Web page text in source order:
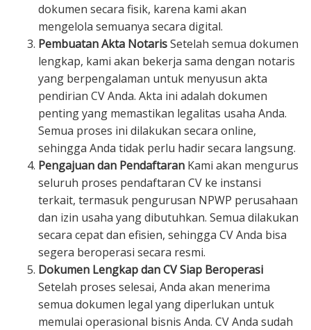
dokumen secara fisik, karena kami akan
mengelola semuanya secara digital.
Pembuatan Akta NotarisSetelah semua dokumen
lengkap, kami akan bekerja sama dengan notaris
yang berpengalaman untuk menyusun akta
pendirian CV Anda. Akta ini adalah dokumen
penting yang memastikan legalitas usaha Anda.
Semua proses ini dilakukan secara online,
sehingga Anda tidak perlu hadir secara langsung.
Pengajuan dan Pendaftaran Kami akan mengurus
seluruh proses pendaftaran CV ke instansi
terkait, termasuk pengurusan NPWP perusahaan
dan izin usaha yang dibutuhkan. Semua dilakukan
secara cepat dan efisien, sehingga CV Anda bisa
segera beroperasi secara resmi.
Dokumen Lengkap dan CV Siap Beroperasi
Setelah proses selesai, Anda akan menerima
semua dokumen legal yang diperlukan untuk
memulai operasional bisnis Anda. CV Anda sudah